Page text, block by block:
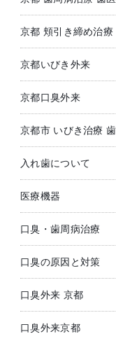
京都 頬引き締め治
京都いびき外来
京都口臭外来
京都市 いびき治療
入れ歯について
医療機器
口臭・歯周病治療
口臭の原因と対策
口臭外来 京都
口臭外来京都